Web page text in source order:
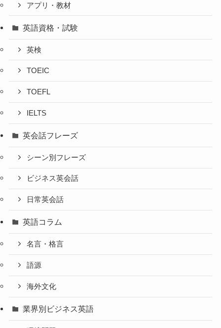
アプリ・教材
英語資格・試験
英検
TOEIC
TOEFL
IELTS
英会話フレーズ
シーン別フレーズ
ビジネス英会話
日常英会話
英語コラム
名言・格言
語源
海外文化
業界別ビジネス英語